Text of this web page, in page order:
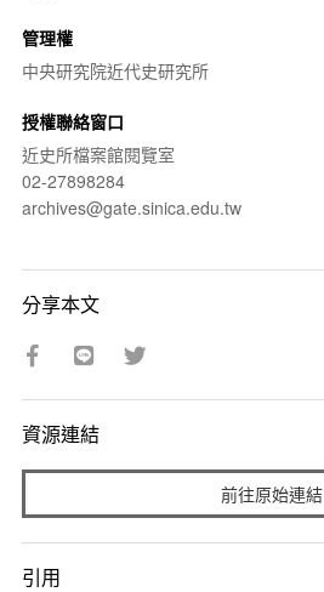
管理權
中央研究院近代史研究所
授權聯絡窗口
近史所檔案館閱覽室
02-27898284
archives@gate.sinica.edu.tw
分享本文
資源連結
前往原始連結
引用